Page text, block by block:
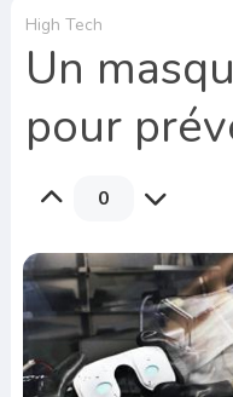
High Tech
Un
pour
0